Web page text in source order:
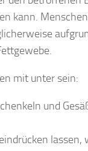
kann.
mit unter sein:
und
lassen,